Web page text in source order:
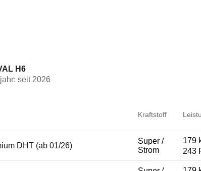
H6
seit 2026
Kraftstoff
DHT (ab 01/26)
Super /
Strom
179
243